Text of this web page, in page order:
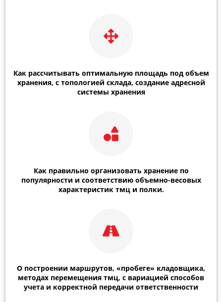
Как рассчитывать оптимальную площадь под объем
хранения, с топологией склада, создание адресной
системы хранения
Как правильно организовать хранение по
популярности и соответствию объемно-весовых
характеристик тмц и полки.
О построении маршрутов, «пробеге» кладовщика,
методах перемещения тмц, с вариацией способов
учета и корректной передачи ответственности